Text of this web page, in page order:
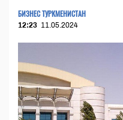
БИЗНЕС ТУРКМЕНИСТАН
12:23 11.05.2024